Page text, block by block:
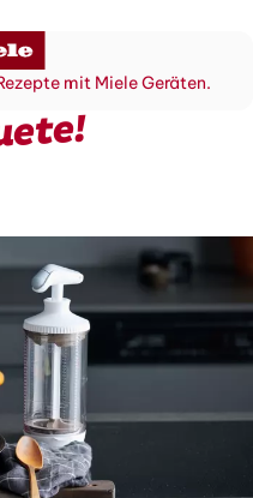
mit Miele Geräten.